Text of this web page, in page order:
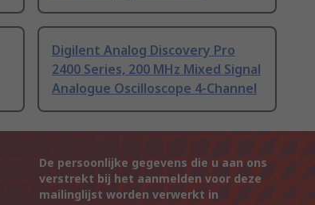
Digilent Analog Discovery Pro
2400 Series, 200 MHz Mixed Signal
Analogue Oscilloscope 4-Channel
De persoonlijke gegevens die u aan ons
verstrekt bij het aanmelden voor deze
mailinglijst worden verwerkt in